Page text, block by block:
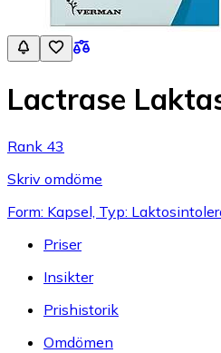
Lactrase
Rank 43
Skriv omdöme
Form: Kapsel, Typ:
Priser
Insikter
Prishistorik
Omdömen